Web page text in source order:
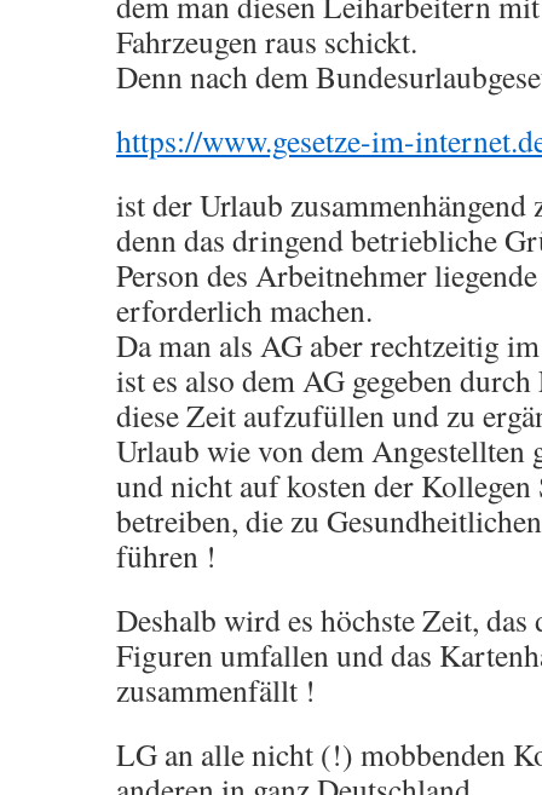
Fahrzeugen raus schickt.
Denn nach dem
https://www.gesetze-im-
ist der Urlaub zusammenhängend
denn das dringend betriebliche
Person des Arbeitnehmer
erforderlich machen.
Da man als AG aber rechtzeitig
ist es also dem AG gegeben
diese Zeit aufzufüllen und zu
Urlaub wie von dem Angestellten
und nicht auf kosten der Kollegen
betreiben, die zu
führen !
Deshalb wird es höchste Zeit,
Figuren umfallen und das
zusammenfällt !
LG an alle nicht (!) mobbenden